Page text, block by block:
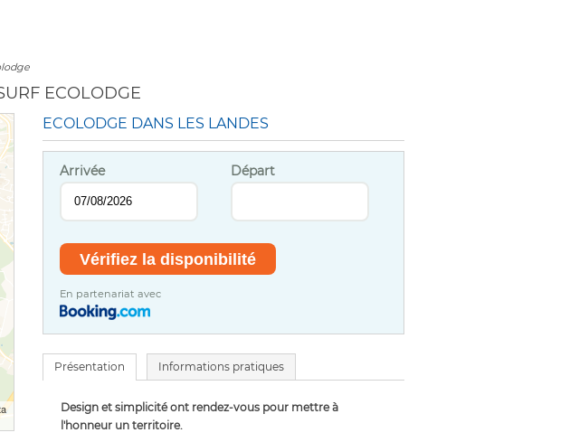
ECOLODGE
ECOLODGE DANS LES LANDES
Arrivée Départ
En partenariat avec
Présentation Informations pratiques
Design et simplicité ont rendez-vous pour mettre à
l'honneur un territoire.